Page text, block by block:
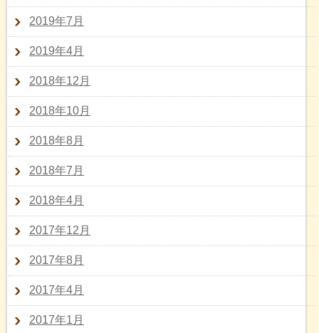
2019年7月
2019年4月
2018年12月
2018年10月
2018年8月
2018年7月
2018年4月
2017年12月
2017年8月
2017年4月
2017年1月